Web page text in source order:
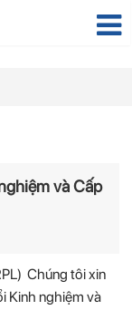
và Cấp
Chúng tôi xin
Kinh nghiệm và